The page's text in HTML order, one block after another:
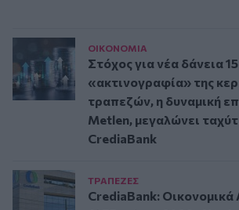
ΟΙΚΟΝΟΜΙΑ
Στόχος για νέα δάνεια
«ακτινογραφία» της
τραπεζών, η δυναμική
Metlen, μεγαλώνει
CrediaBank
ΤΡAΠΕΖΕΣ
CrediaBank: